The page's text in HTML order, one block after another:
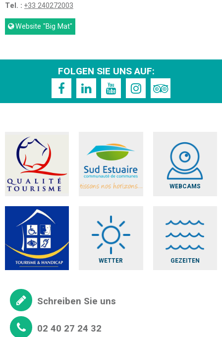
Tel. : +33 240272003
Website "Big Mat"
FOLGEN SIE UNS AUF:
WEBCAMS
WETTER GEZEITEN
Schreiben Sie uns
02 40 27 24 32